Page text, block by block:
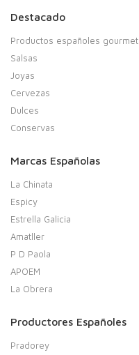
Destacado
Productos españoles gourmet
Salsas
Joyas
Cervezas
Dulces
Conservas
Marcas Españolas
La Chinata
Espicy
Estrella Galicia
Amatller
P D Paola
APOEM
La Obrera
Productores Españoles
Pradorey